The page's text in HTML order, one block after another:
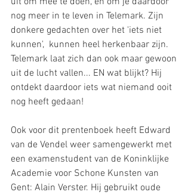
nog meer in te leven in Telemark. Zijn
donkere gedachten over het 'iets niet
kunnen',  kunnen heel herkenbaar zijn.
Telemark laat zich dan ook maar gewoon
uit de lucht vallen... EN wat blijkt? Hij
ontdekt daardoor iets wat niemand ooit
nog heeft gedaan!
Ook voor dit prentenboek heeft Edward
van de Vendel weer samengewerkt met
een examenstudent van de Koninklijke
Academie voor Schone Kunsten van
Gent: Alain Verster. Hij gebruikt oude